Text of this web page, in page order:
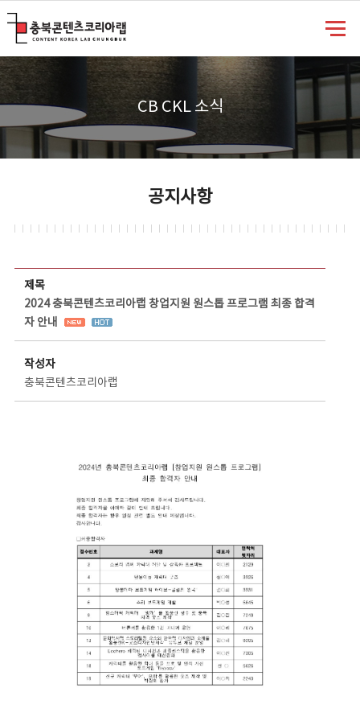
CB CKL 소식
공지사항
제목
2024 충북콘텐츠코리아랩 창업지원 원스톱 프로그램 최종 합격
자 안내
작성자
충북콘텐츠코리아랩